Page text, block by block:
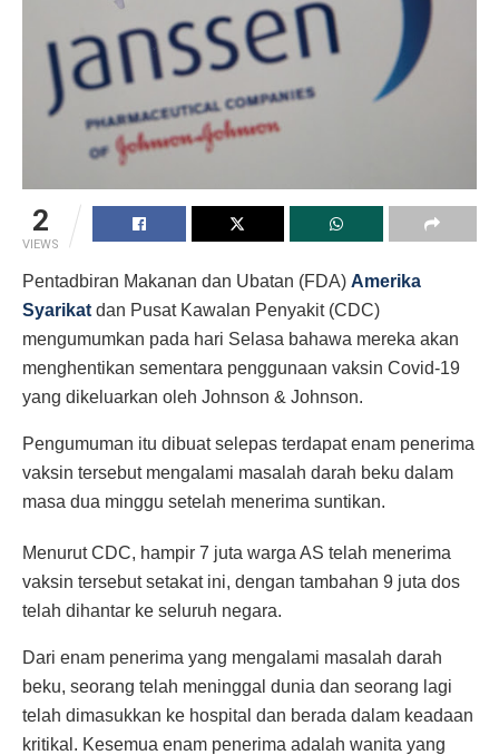
2
VIEWS
Pentadbiran Makanan dan Ubatan (FDA) Amerika
Syarikat dan Pusat Kawalan Penyakit (CDC)
mengumumkan pada hari Selasa bahawa mereka akan
menghentikan sementara penggunaan vaksin Covid-19
yang dikeluarkan oleh Johnson & Johnson.
Pengumuman itu dibuat selepas terdapat enam penerima
vaksin tersebut mengalami masalah darah beku dalam
masa dua minggu setelah menerima suntikan.
Menurut CDC, hampir 7 juta warga AS telah menerima
vaksin tersebut setakat ini, dengan tambahan 9 juta dos
telah dihantar ke seluruh negara.
Dari enam penerima yang mengalami masalah darah
beku, seorang telah meninggal dunia dan seorang lagi
telah dimasukkan ke hospital dan berada dalam keadaan
kritikal. Kesemua enam penerima adalah wanita yang